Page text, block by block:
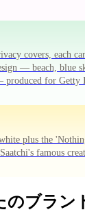
covers, each
— beach, blue
for Getty
plus the
famous
のブラン